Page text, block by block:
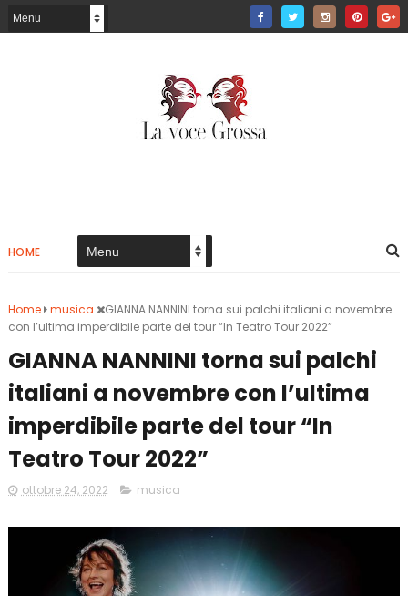
HOME
Home musica
GIANNA NANNINI torna sui palchi italiani a novembre
con l’ultima imperdibile parte del tour “In Teatro Tour 2022”
GIANNA NANNINI torna sui palchi
italiani a novembre con l’ultima
imperdibile parte del tour “In
Teatro Tour 2022”
ottobre 24, 2022 musica